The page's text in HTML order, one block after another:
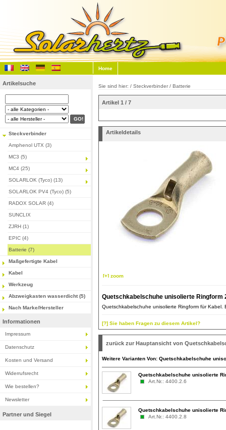
Home
Artikelsuche
Steckverbinder
Amphenol UTX (3)
MC3 (5)
MC4 (25)
SOLARLOK (Tyco) (13)
SOLARLOK PV4 (Tyco) (5)
RADOX SOLAR (4)
SUNCLIX
ZJRH (1)
EPIC (4)
Batterie (7)
Maßgefertigte Kabel
Kabel
Werkzeug
Abzweigkasten wasserdicht (5)
Nach Marke/Hersteller
Informationen
Impressum
Datenschutz
Kosten und Versand
Widerrufsrecht
Wie bestellen?
Newsletter
Partner und Siegel
Sie sind hier: / Steckverbinder / Batterie
Artikel 1 / 7
Artikeldetails
[+] zoom
Quetschkabelschuhe unisolierte Ringform
Quetschkabelschuhe unisolierte Ringform für Kabel.
[?] Sie haben Fragen zu diesem Artikel?
zurück zur Hauptansicht von
Weitere Varianten Von: Quetschkabelschuhe
Quetschkabelschuhe unisolierte
Art.Nr.: 4400.2.6
Quetschkabelschuhe unisolierte
Art.Nr.: 4400.2.8